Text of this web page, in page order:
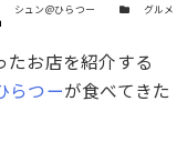
シュン@ひらつー カテゴリー
グルメ
たお店を紹介する
らつーが食べてきた